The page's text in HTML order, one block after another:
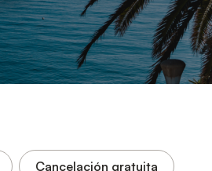
Cancelación gratuita